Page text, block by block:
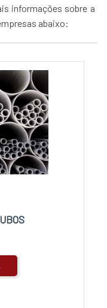
informações sobre a
abaixo: